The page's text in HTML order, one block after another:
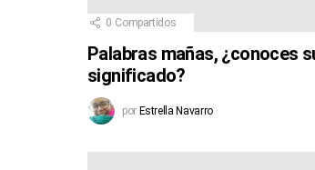
0 Compartidos
Palabras mañas, ¿conoces
significado?
por Estrella Navarro